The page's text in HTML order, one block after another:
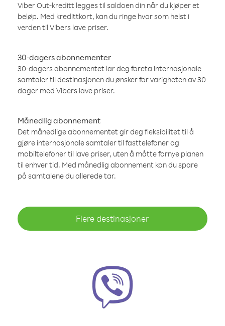
Viber Out-kreditt legges til saldoen din når du kjøper et
beløp. Med kredittkort, kan du ringe hvor som helst i
verden til Vibers lave priser.
30-dagers abonnementer
30-dagers abonnementet lar deg foreta internasjonale
samtaler til destinasjonen du ønsker for varigheten av 30
dager med Vibers lave priser.
Månedlig abonnement
Det månedlige abonnementet gir deg fleksibilitet til å
gjøre internasjonale samtaler til fasttelefoner og
mobiltelefoner til lave priser, uten å måtte fornye planen
til enhver tid. Med månedlig abonnement kan du spare
på samtalene du allerede tar.
Flere destinasjoner